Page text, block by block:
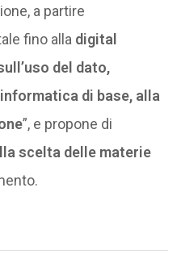
a partire
fino alla digital
del dato,
di base, alla
”, e propone di
scelta delle materie